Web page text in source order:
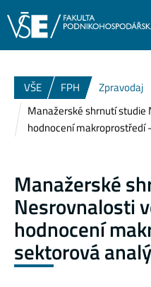
VŠE FPH
Zpravodaj
Manažerské shrnutí studie
hodnocení makroprostředí
Manažerské
Nesrovnalosti
hodnocení
sektorová